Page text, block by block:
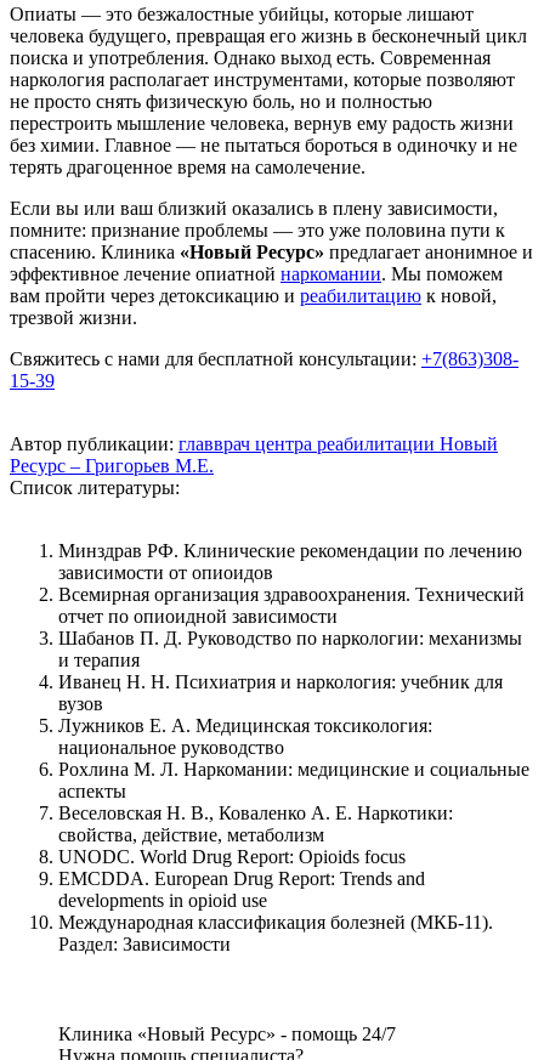
Опиаты — это безжалостные убийцы, которые лишают
человека будущего, превращая его жизнь в бесконечный цикл
поиска и употребления. Однако выход есть. Современная
наркология располагает инструментами, которые позволяют
не просто снять физическую боль, но и полностью
перестроить мышление человека, вернув ему радость жизни
без химии. Главное — не пытаться бороться в одиночку и не
терять драгоценное время на самолечение.
Если вы или ваш близкий оказались в плену зависимости,
помните: признание проблемы — это уже половина пути к
спасению. Клиника «Новый Ресурс» предлагает анонимное и
эффективное лечение опиатной наркомании. Мы поможем
вам пройти через детоксикацию и реабилитацию к новой,
трезвой жизни.
Свяжитесь с нами для бесплатной консультации: +7(863)308-
15-39
Автор публикации: главврач центра реабилитации Новый
Ресурс – Григорьев М.Е.
Список литературы:
Минздрав РФ. Клинические рекомендации по лечению
зависимости от опиоидов
Всемирная организация здравоохранения. Технический
отчет по опиоидной зависимости
Шабанов П. Д. Руководство по наркологии: механизмы
и терапия
Иванец Н. Н. Психиатрия и наркология: учебник для
вузов
Лужников Е. А. Медицинская токсикология:
национальное руководство
Рохлина М. Л. Наркомании: медицинские и социальные
аспекты
Веселовская Н. В., Коваленко А. Е. Наркотики:
свойства, действие, метаболизм
UNODC. World Drug Report: Opioids focus
EMCDDA. European Drug Report: Trends and
developments in opioid use
Международная классификация болезней (МКБ-11).
Раздел: Зависимости
Клиника «Новый Ресурс» - помощь 24/7
Нужна помощь специалиста?